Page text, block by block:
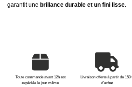
garantit une brillance durable et un fini lisse.
Toute commande avant 12h est
expédiée le jour même
Livraison offerte à partir de 150
d'achat